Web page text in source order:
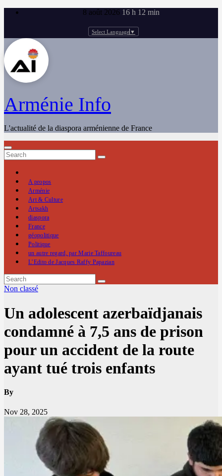
Skip
8 août 2026 16 h 12 min
Select Language ▼
Arménie Info
L'actualité de la diaspora arménienne de France
A propos
Arménie
Art & Culture
Artsakh
diaspora
France
géopolitique
Politique
un autre regard, par Marie Taffoureau
L’Edito de Jacques Raffy Papazian
Non classé
Un adolescent azerbaïdjanais
condamné à 7,5 ans de prison
pour un accident de la route
ayant tué trois enfants
By
Nov 28, 2025